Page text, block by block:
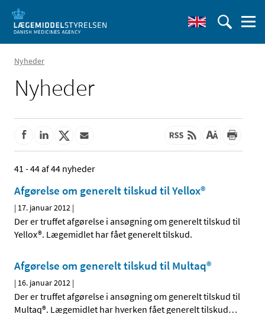
Nyheder
Nyheder
41 - 44 af 44 nyheder
Afgørelse om generelt tilskud til Yellox®
| 17. januar 2012 |
Der er truffet afgørelse i ansøgning om generelt tilskud til
Yellox®. Lægemidlet har fået generelt tilskud.
Afgørelse om generelt tilskud til Multaq®
| 16. januar 2012 |
Der er truffet afgørelse i ansøgning om generelt tilskud til
Multaq®. Lægemidlet har hverken fået generelt tilskud…